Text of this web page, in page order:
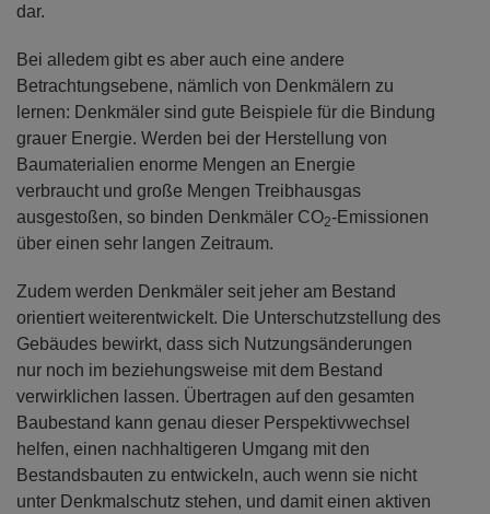
dar.
Bei alledem gibt es aber auch eine andere
Betrachtungsebene, nämlich von Denkmälern zu
lernen: Denkmäler sind gute Beispiele für die Bindung
grauer Energie. Werden bei der Herstellung von
Baumaterialien enorme Mengen an Energie
verbraucht und große Mengen Treibhausgas
ausgestoßen, so binden Denkmäler CO2-Emissionen
über einen sehr langen Zeitraum.
Zudem werden Denkmäler seit jeher am Bestand
orientiert weiterentwickelt. Die Unterschutzstellung des
Gebäudes bewirkt, dass sich Nutzungsänderungen
nur noch im beziehungsweise mit dem Bestand
verwirklichen lassen. Übertragen auf den gesamten
Baubestand kann genau dieser Perspektivwechsel
helfen, einen nachhaltigeren Umgang mit den
Bestandsbauten zu entwickeln, auch wenn sie nicht
unter Denkmalschutz stehen, und damit einen aktiven